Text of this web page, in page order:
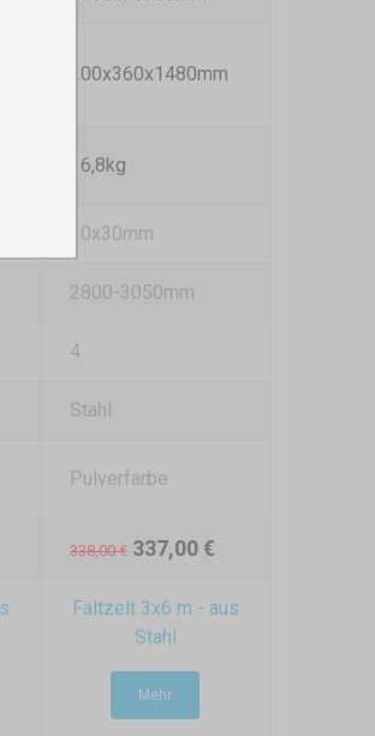
200x360x1480mm
36,8kg
30x30mm
2800-3050mm
4
Stahl
Pulverfarbe
338,00 € 337,00 €
Faltzelt 3x6 m - aus
Stahl
Mehr